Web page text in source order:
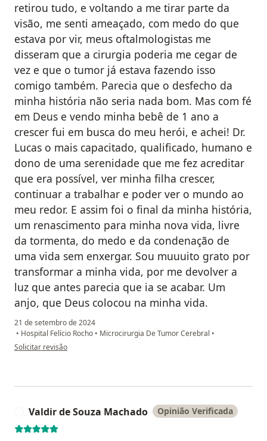
retirou tudo, e voltando a me tirar parte da
visão, me senti ameaçado, com medo do que
estava por vir, meus oftalmologistas me
disseram que a cirurgia poderia me cegar de
vez e que o tumor já estava fazendo isso
comigo também. Parecia que o desfecho da
minha história não seria nada bom. Mas com fé
em Deus e vendo minha bebê de 1 ano a
crescer fui em busca do meu herói, e achei! Dr.
Lucas o mais capacitado, qualificado, humano e
dono de uma serenidade que me fez acreditar
que era possível, ver minha filha crescer,
continuar a trabalhar e poder ver o mundo ao
meu redor. E assim foi o final da minha história,
um renascimento para minha nova vida, livre
da tormenta, do medo e da condenação de
uma vida sem enxergar. Sou muuuito grato por
transformar a minha vida, por me devolver a
luz que antes parecia que ia se acabar. Um
anjo, que Deus colocou na minha vida.
21 de setembro de 2024
• Hospital Felício Rocho • Microcirurgia De Tumor Cerebral •
na opinião do utilizador Leonardo Damasceno
Solicitar revisão
Valdir de Souza Machado Opinião Verificada